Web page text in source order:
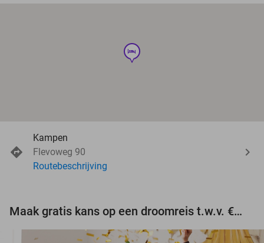
hotel
Kampen
Flevoweg 90
Routebeschrijving
Maak gratis kans op een droomreis t.w.v. €3.000!